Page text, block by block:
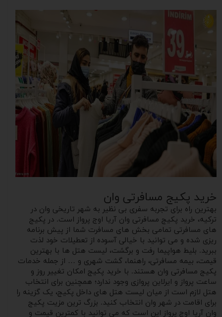
خرید پکیج مسافرتی وان
بهترین راه برای تجربه سفری بی نظیر به شهر تاریخی وان در
ترکیه، خرید پکیج مسافرتی وان آریا اوج پرواز است. در پکیج
های مسافرتی تمامی بخش های مسافرت شما از پیش برنامه
ریزی شده و می توانید با خیالی آسوده از تعطیلات خود لذت
ببرید. بلیط هواپیما رفت و برگشت، لیست هتل ها با بهترین
قیمت، بیمه مسافرتی، راهنما، گشت شهری و … از جمله خدمات
پکیج مسافرتی وان هستند. با خرید پکیج امکان تغییر روز و
ساعت پرواز و ایرلاین پروازی وجود ندارد؛ همچنین برای انتخاب
هتل لازم است از میان لیست هتل های داخل پکیج، یک گزینه را
برای اقامت در شهر وان انتخاب کنید. بزرگ ترین مزیت پکیج
وان آریا اوج پرواز این است که می‌ توانید با کمترین قیمت و